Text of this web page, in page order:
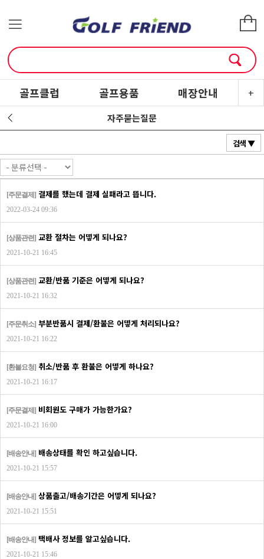
+
골프클럽 골프용품 매장안내 소
자주묻는질문
검색 ▼
[주문결제] 결제를 했는데 결제 실패라고 뜹니다.
2022-03-24 09:36
[상품관련] 교환 절차는 어떻게 되나요?
2021-10-21 16:45
[상품관련] 교환/반품 기준은 어떻게 되나요?
2021-10-21 16:32
[주문취소] 부분반품시 결제/환불은 어떻게 처리되나요?
2021-10-21 16:22
[환불요청] 취소/반품 후 환불은 어떻게 하나요?
2021-10-21 16:17
[주문결제] 비회원도 구매가 가능한가요?
2021-10-21 16:00
[배송안내] 배송상태를 확인 하고싶습니다.
2021-10-21 15:57
[배송안내] 상품출고/배송기간은 어떻게 되나요?
2021-10-21 15:51
[배송안내] 택배사 정보를 알고싶습니다.
2021-10-21 15:46